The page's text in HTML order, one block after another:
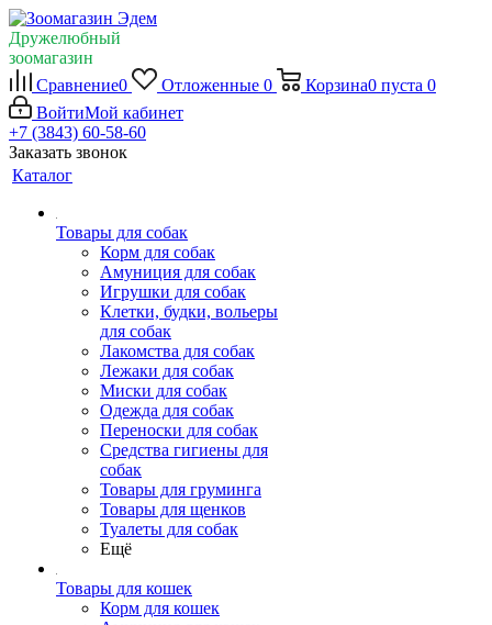
Дружелюбный
зоомагазин
Сравнение0 Отложенные 0 Корзина0 пуста 0
ВойтиМой кабинет
+7 (3843) 60-58-60
Заказать звонок
Каталог
Товары для собак
Корм для собак
Амуниция для собак
Игрушки для собак
Клетки, будки, вольеры
для собак
Лакомства для собак
Лежаки для собак
Миски для собак
Одежда для собак
Переноски для собак
Средства гигиены для
собак
Товары для груминга
Товары для щенков
Туалеты для собак
Ещё
Товары для кошек
Корм для кошек